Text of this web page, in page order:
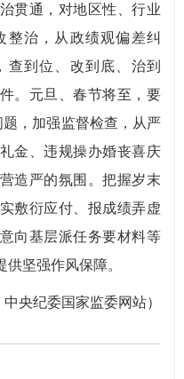
贯通，对地区性、行业
整治，从政绩观偏差纠
查到位、改到底、治到
。元旦、春节将至，要
题，加强监督检查，从严
金、违规操办婚丧喜庆
造严的氛围。把握岁末
敷衍应付、报成绩弄虚
向基层派任务要材料等
坚强作风保障。
中央纪委国家监委网站）